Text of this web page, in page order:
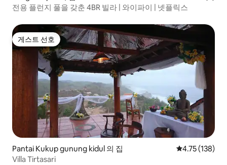
전용 플런지 풀을 갖춘 4BR 빌라 | 와이파이 | 넷플릭스
게스트 선호
게스트 선호
Pantai Kukup gunung kidul 의 집 평점 4.75점(5
4.75 (138)
Villa Tirtasari